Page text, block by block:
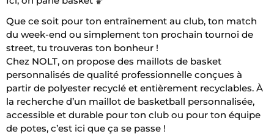
Que ce soit pour ton entraînement au club, ton match
du week-end ou simplement ton prochain tournoi de
street, tu trouveras ton bonheur !
Chez NOLT, on propose des maillots de basket
personnalisés de qualité professionnelle conçues à
partir de polyester recyclé et entièrement recyclables. À
la recherche d’un maillot de basketball personnalisée,
accessible et durable pour ton club ou pour ton équipe
de potes, c’est ici que ça se passe !